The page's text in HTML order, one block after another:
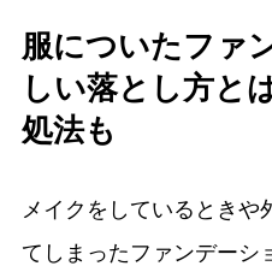
服についたファ
しい落とし方と
処法も
メイクをしているときや
てしまったファンデーシ